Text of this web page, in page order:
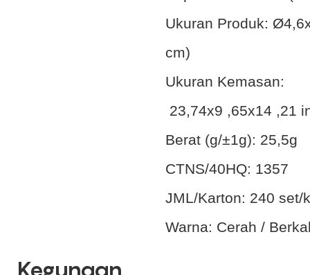
Ukuran Produk:
cm)
Ukuran Kemasan:
23,74x9 ,65x14 ,21
Berat (g/±1g): 25,5g
CTNS/40HQ: 1357
JML/Karton: 240 set/
Warna: Cerah /
Kegunaan